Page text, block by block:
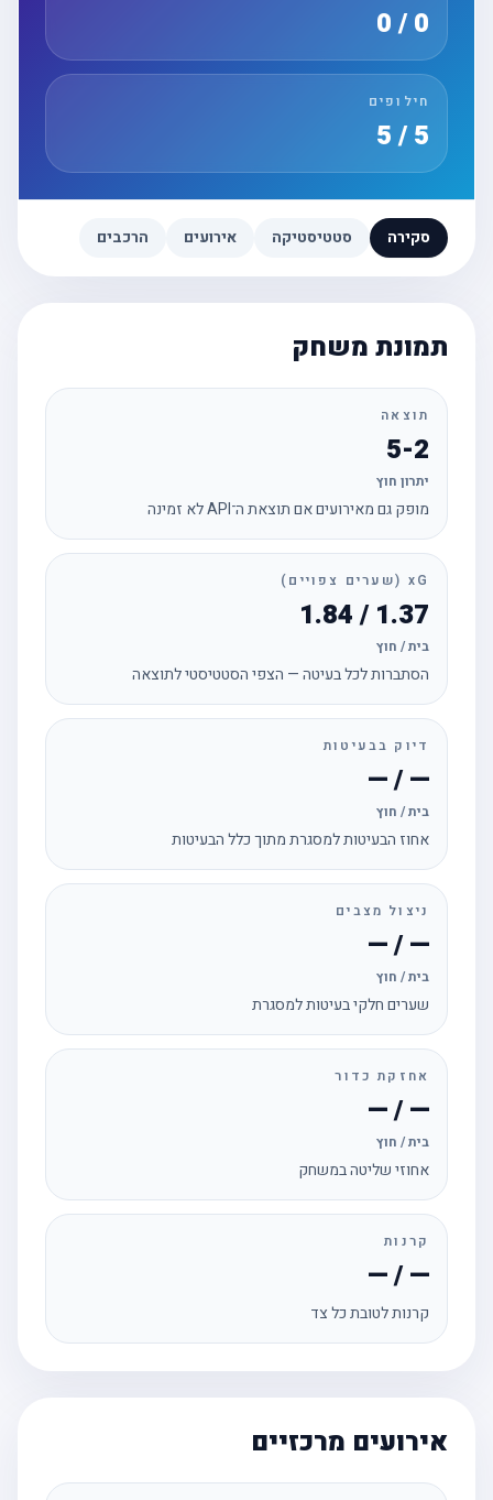
חילופים
סקירה סטטיסטיקה אירועים הרכבים
תמונת משחק
תוצאה
5-2
יתרון חוץ
מופק גם מאירועים אם תוצאת ה־API לא זמינה
xG (שערים צפויים)
1.37 / 1.84
בית / חוץ
הסתברות לכל בעיטה — הצפי הסטטיסטי לתוצאה
דיוק בבעיטות
— / —
בית / חוץ
אחוז הבעיטות למסגרת מתוך כלל הבעיטות
ניצול מצבים
— / —
בית / חוץ
שערים חלקי בעיטות למסגרת
אחזקת כדור
— / —
בית / חוץ
אחוזי שליטה במשחק
קרנות
— / —
קרנות לטובת כל צד
אירועים מרכזיים